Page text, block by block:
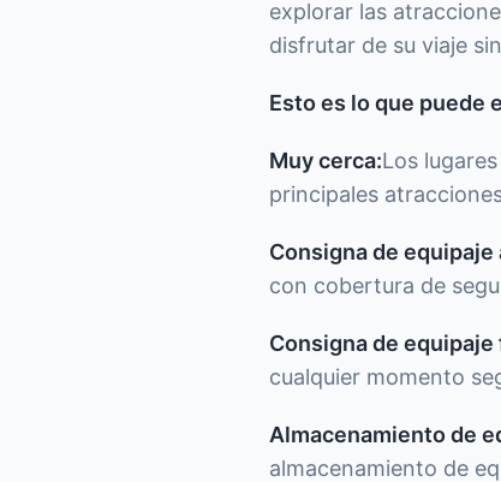
explorar las
disfrutar de su viaje
Esto es lo que puede
Muy cerca:Los
principales
Consigna de
con cobertura de
Consigna de
cualquier momento
Almacenamiento de
almacenamiento de